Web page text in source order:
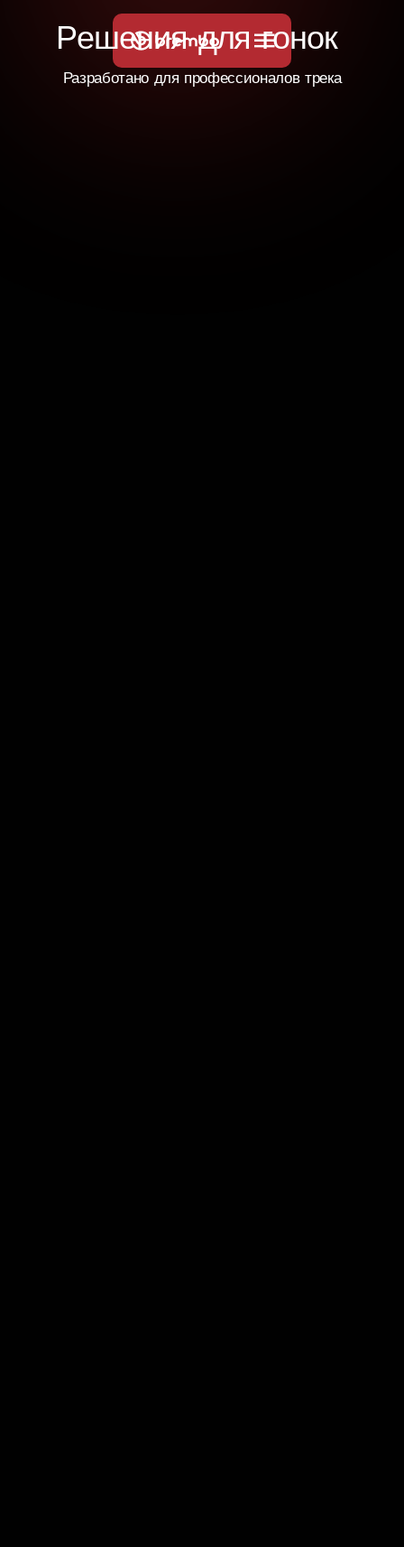
Решения для гонок
Разработано для профессионалов трека